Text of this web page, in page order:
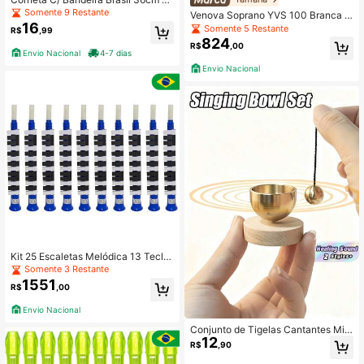
rcedor Copa
Somente 9 Restante
R$16 ,99
Envio Nacional 4-7 dias
Kit 25 Escaletas Melódica 13 Tecla
s Azul New York
Somente 3 Restante
R$1551 ,00
Envio Nacional
Venova Soprano YVS 100 Branca Y
amaha
Somente 5 Restante
R$824 ,00
Envio Nacional
Conjunto de Tigelas Cantantes Mini
atura - Tigela Cantante de Meditaç
ão, Som Claro e Melodioso, Adequa
R$12 ,90